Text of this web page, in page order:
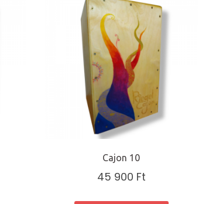
Cajon 10
45 900 Ft